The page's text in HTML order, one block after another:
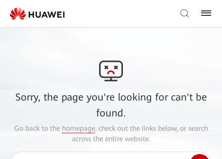
Sorry, the page you're looking for can't be
found.
Go back to the homepage, check out the links below, or search
across the entire website.